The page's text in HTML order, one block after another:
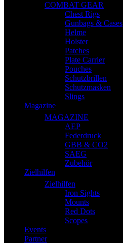
COMBAT GEAR
Chest Rigs
Gunbags & Cases
Helme
Holster
Patches
Plate Carrier
Pouches
Schutzbrillen
Schutzmasken
Slings
Magazine
MAGAZINE
AEP
Federdruck
GBB & CO2
SAEG
Zubehör
Zielhilfen
Zielhilfen
Iron Sights
Mounts
Red Dots
Scopes
Events
Partner